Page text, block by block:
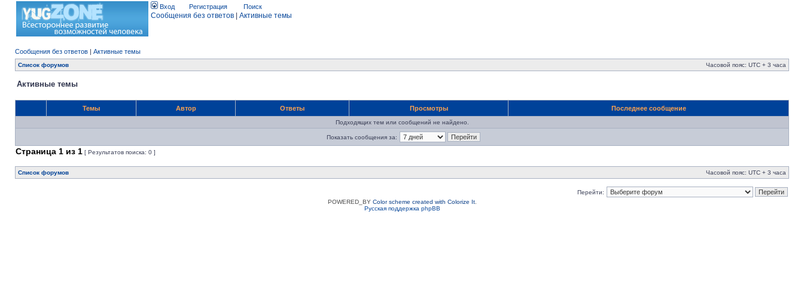
Вход Регистрация Поиск
Сообщения без ответов Активные темы
Сообщения без ответов | Активные темы
Список форумов Часовой пояс: UTC + 3 часа
Активные темы
Темы Автор Ответы Просмотры Последнее сообщение
Подходящих тем или сообщений не найдено.
Показать сообщения за:
Страница 1 из 1 [ Результатов поиска: 0 ]
Список форумов Часовой пояс: UTC + 3 часа
Перейти:
POWERED_BY Color scheme created with Colorize It.
Русская поддержка phpBB